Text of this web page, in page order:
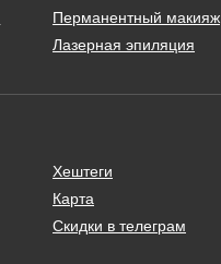
Перманентный макияж
Лазерная эпиляция
Хештеги
Карта
Скидки в телеграм